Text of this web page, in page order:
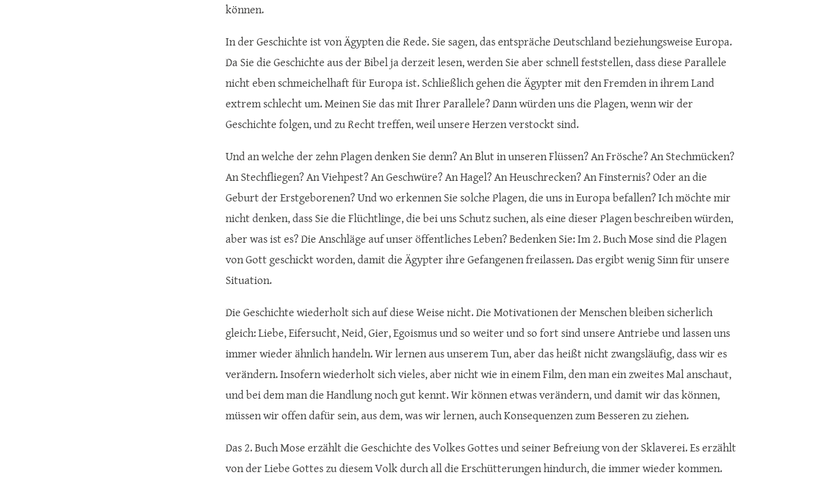
können.
In der Geschichte ist von Ägypten die Rede. Sie sagen, das entspräche Deutschland beziehungsweise Europa.
Da Sie die Geschichte aus der Bibel ja derzeit lesen, werden Sie aber schnell feststellen, dass diese Parallele
nicht eben schmeichelhaft für Europa ist. Schließlich gehen die Ägypter mit den Fremden in ihrem Land
extrem schlecht um. Meinen Sie das mit Ihrer Parallele? Dann würden uns die Plagen, wenn wir der
Geschichte folgen, und zu Recht treffen, weil unsere Herzen verstockt sind.
Und an welche der zehn Plagen denken Sie denn? An Blut in unseren Flüssen? An Frösche? An Stechmücken?
An Stechfliegen? An Viehpest? An Geschwüre? An Hagel? An Heuschrecken? An Finsternis? Oder an die
Geburt der Erstgeborenen? Und wo erkennen Sie solche Plagen, die uns in Europa befallen? Ich möchte mir
nicht denken, dass Sie die Flüchtlinge, die bei uns Schutz suchen, als eine dieser Plagen beschreiben würden,
aber was ist es? Die Anschläge auf unser öffentliches Leben? Bedenken Sie: Im 2. Buch Mose sind die Plagen
von Gott geschickt worden, damit die Ägypter ihre Gefangenen freilassen. Das ergibt wenig Sinn für unsere
Situation.
Die Geschichte wiederholt sich auf diese Weise nicht. Die Motivationen der Menschen bleiben sicherlich
gleich: Liebe, Eifersucht, Neid, Gier, Egoismus und so weiter und so fort sind unsere Antriebe und lassen uns
immer wieder ähnlich handeln. Wir lernen aus unserem Tun, aber das heißt nicht zwangsläufig, dass wir es
verändern. Insofern wiederholt sich vieles, aber nicht wie in einem Film, den man ein zweites Mal anschaut,
und bei dem man die Handlung noch gut kennt. Wir können etwas verändern, und damit wir das können,
müssen wir offen dafür sein, aus dem, was wir lernen, auch Konsequenzen zum Besseren zu ziehen.
Das 2. Buch Mose erzählt die Geschichte des Volkes Gottes und seiner Befreiung von der Sklaverei. Es erzählt
von der Liebe Gottes zu diesem Volk durch all die Erschütterungen hindurch, die immer wieder kommen.